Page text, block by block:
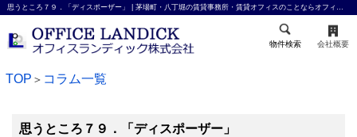
思うところ７９．「ディスポーザー」 | 茅場町・八丁堀の賃貸事務所・賃貸オフィスのことならオフィスランディック株式会社
物件検索 会社概要
TOP ＞ コラム一覧
思うところ７９．「ディスポーザー」